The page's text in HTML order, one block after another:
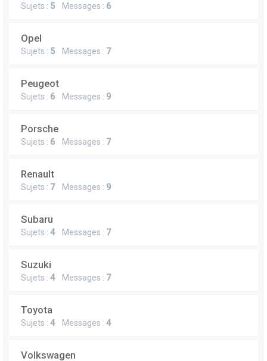
Sujets : 5 Messages : 6
Opel
Sujets : 5 Messages : 7
Peugeot
Sujets : 6 Messages : 9
Porsche
Sujets : 6 Messages : 7
Renault
Sujets : 7Messages : 9
Subaru
Sujets : 4Messages : 7
Suzuki
Sujets : 4Messages : 7
Toyota
Sujets : 4Messages : 4
Volkswagen